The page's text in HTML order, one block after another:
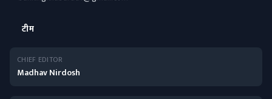
टीम
CHIEF EDITOR
Madhav Nirdosh